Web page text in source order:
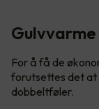
For å få de
forutsettes det at
dobbeltføler.